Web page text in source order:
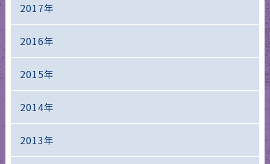
2017年
2016年
2015年
2014年
2013年